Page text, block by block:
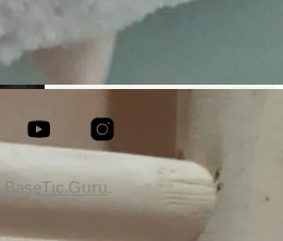
BaseTic.Guru